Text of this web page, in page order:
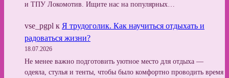
и ТПУ Локомотив. Ищите нас на популярных…
vse_pgpl к Я трудоголик. Как научиться отдыхать и
радоваться жизни?
18.07.2026
Не менее важно подготовить уютное место для отдыха —
одеяла, стулья и тенты, чтобы было комфортно проводить время